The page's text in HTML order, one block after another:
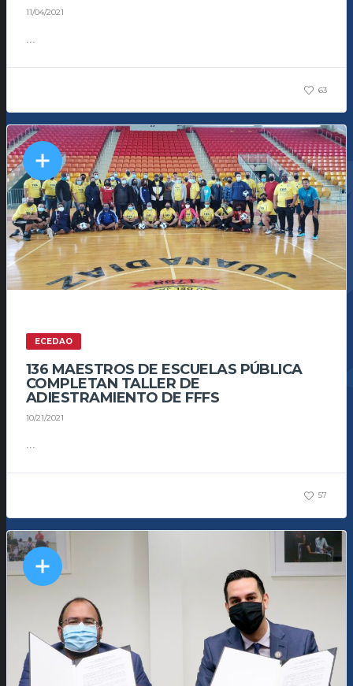
11/04/2021
...
63
ECEDAO
136 MAESTROS DE ESCUELAS PÚBLICA
COMPLETAN TALLER DE
ADIESTRAMIENTO DE FFFS
10/21/2021
57